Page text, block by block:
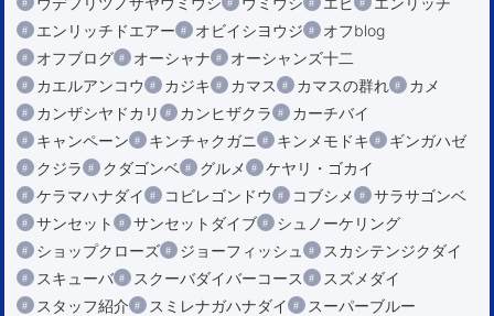
エンリッチドエアー
オビイシヨウジ
オフblog
オフブログ
オーシャナ
オーシャンズ十二
カエルアンコウ
カジキ カマス カマスの群れ
カメ
カンザシヤドカリ
カンヒザクラ
カーチバイ
キャンペーン
キンチャクガニ キンメモドキ
ギンガハゼ
クジラ
クダゴンベ グルメ
ケヤリ・ゴカイ
ケラマハナダイ
コビレゴンドウ コブシメ
サラサゴンベ
サンセット
サンセットダイブ
シュノーケリング
ショップクローズ
ジョーフィッシュ
スカシテンジクダイ
スキューバ
スクーバダイバーコース
スズメダイ
スタッフ紹介
スミレナガハナダイ
スーパーブルー